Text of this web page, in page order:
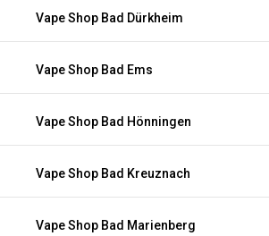
Vape Shop Bad Dürkheim
Vape Shop Bad Ems
Vape Shop Bad Hönningen
Vape Shop Bad Kreuznach
Vape Shop Bad Marienberg